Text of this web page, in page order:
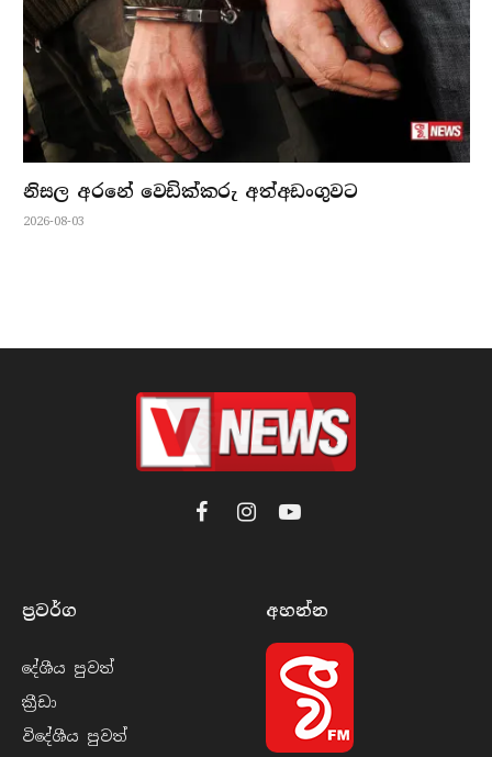
නිසල අරනේ වෙඩික්කරු අත්අඩංගුවට
2026-08-03
FacebookInstagramYouTube
ප්‍රවර්​ග
දේශීය පුව​ත්
ක්‍රී​ඩා
විදේශීය පුව​ත්
අහන්​න